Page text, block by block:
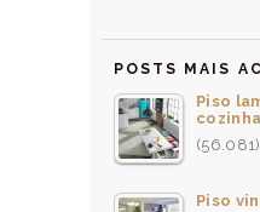
POSTS MAIS
Piso
(56.081)
Piso